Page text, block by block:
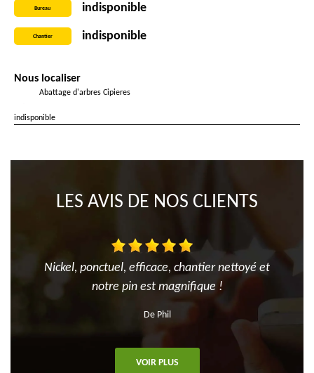
Bureau indisponible
Chantier indisponible
Nous localiser
Abattage d'arbres Cipieres
indisponible
LES AVIS DE NOS CLIENTS
Nickel, ponctuel, efficace, chantier nettoyé et
notre pin est magnifique !
De Phil
VOIR PLUS